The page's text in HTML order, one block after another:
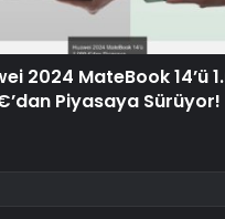
2024 MateBook 14’ü
Piyasaya Sürüyor!